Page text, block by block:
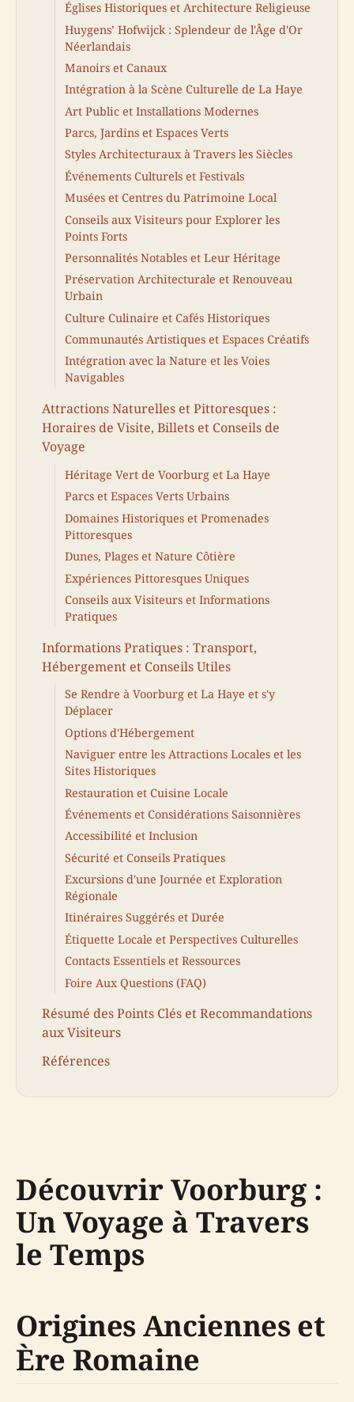
Églises Historiques et Architecture Religieuse
Huygens’ Hofwijck : Splendeur de l'Âge d'Or
Néerlandais
Manoirs et Canaux
Intégration à la Scène Culturelle de La Haye
Art Public et Installations Modernes
Parcs, Jardins et Espaces Verts
Styles Architecturaux à Travers les Siècles
Événements Culturels et Festivals
Musées et Centres du Patrimoine Local
Conseils aux Visiteurs pour Explorer les
Points Forts
Personnalités Notables et Leur Héritage
Préservation Architecturale et Renouveau
Urbain
Culture Culinaire et Cafés Historiques
Communautés Artistiques et Espaces Créatifs
Intégration avec la Nature et les Voies
Navigables
Attractions Naturelles et Pittoresques :
Horaires de Visite, Billets et Conseils de
Voyage
Héritage Vert de Voorburg et La Haye
Parcs et Espaces Verts Urbains
Domaines Historiques et Promenades
Pittoresques
Dunes, Plages et Nature Côtière
Expériences Pittoresques Uniques
Conseils aux Visiteurs et Informations
Pratiques
Informations Pratiques : Transport,
Hébergement et Conseils Utiles
Se Rendre à Voorburg et La Haye et s'y
Déplacer
Options d'Hébergement
Naviguer entre les Attractions Locales et les
Sites Historiques
Restauration et Cuisine Locale
Événements et Considérations Saisonnières
Accessibilité et Inclusion
Sécurité et Conseils Pratiques
Excursions d'une Journée et Exploration
Régionale
Itinéraires Suggérés et Durée
Étiquette Locale et Perspectives Culturelles
Contacts Essentiels et Ressources
Foire Aux Questions (FAQ)
Résumé des Points Clés et Recommandations
aux Visiteurs
Références
Découvrir Voorburg :
Un Voyage à Travers
le Temps
Origines Anciennes et
Ère Romaine